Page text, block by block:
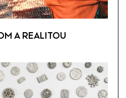
A REALITOU